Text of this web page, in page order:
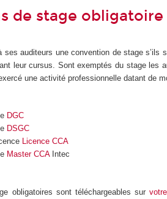
de stage obligatoire
ses auditeurs une convention de stage
leur cursus. Sont exemptés du stage les
une activité professionnelle datant de
DGC
DSGC
Licence CCA
Master CCAIntec
obligatoires sont téléchargeables sur